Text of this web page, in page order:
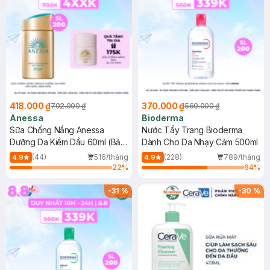
418.000 ₫702.000 ₫
Anessa
Sữa Chống Nắng Anessa
Dưỡng Da Kiềm Dầu 60ml (Bản
Mới)
4.9 (44)
516/tháng
22%
370.000 ₫560.000 ₫
Bioderma
Nước Tẩy Trang Bioderma
Dành Cho Da Nhạy Cảm 500ml
4.9 (228)
789/tháng
64%
-31% -30 %